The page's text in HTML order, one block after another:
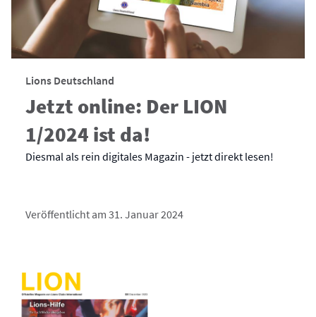
Lions Deutschland
Jetzt online: Der LION
1/2024 ist da!
Diesmal als rein digitales Magazin - jetzt direkt lesen!
Veröffentlicht am 31. Januar 2024